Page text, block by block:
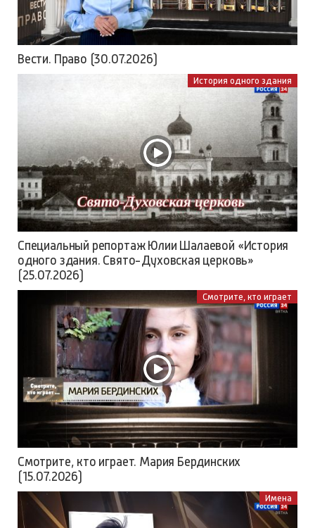
Вести. Право (30.07.2026)
История одного здания
Специальный репортаж Юлии Шалаевой «История
одного здания. Свято-Духовская церковь»
(25.07.2026)
Смотрите, кто играет
Смотрите, кто играет. Мария Бердинских
(15.07.2026)
Имена